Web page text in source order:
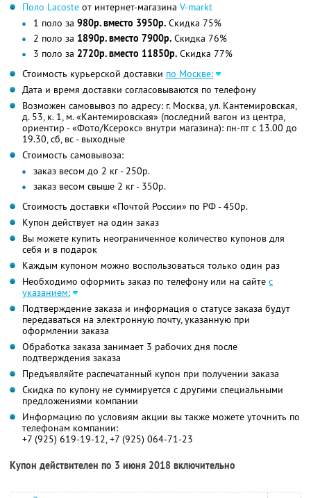
Поло Lacoste от интернет-магазина V-markt
1 поло за 980р. вместо 3950р. Скидка 75%
2 поло за 1890р. вместо 7900р. Скидка 76%
3 поло за 2720р. вместо 11850р. Скидка 77%
Стоимость курьерской доставки по Москве:
Дата и время доставки согласовываются по телефону
Возможен самовывоз по адресу: г. Москва, ул. Кантемировская,
д. 53, к. 1, м. «Кантемировская» (последний вагон из центра,
ориентир - «Фото/Ксерокс» внутри магазина): пн-пт с 13.00 до
19.30, сб, вс - выходные
Стоимость самовывоза:
заказ весом до 2 кг - 250р.
заказ весом свыше 2 кг - 350р.
Стоимость доставки «Почтой России» по РФ - 450р.
Купон действует на один заказ
Вы можете купить неограниченное количество купонов для
себя и в подарок
Каждым купоном можно воспользоваться только один раз
Необходимо оформить заказ по телефону или на сайте с
указанием:
Подтверждение заказа и информация о статусе заказа будут
передаваться на электронную почту, указанную при
оформлении заказа
Обработка заказа занимает 3 рабочих дня после
подтверждения заказа
Предъявляйте распечатанный купон при получении заказа
Скидка по купону не суммируется с другими специальными
предложениями компании
Информацию по условиям акции вы также можете уточнить по
телефонам компании:
+7 (925) 619-19-12, +7 (925) 064-71-23
Купон действителен по 3 июня 2018 включительно